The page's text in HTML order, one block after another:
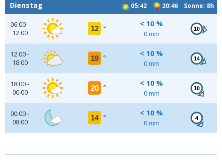
05:42 20:46 Sonne: 8h
Dienstag
06:00 -
12:00
12 °
< 10 %
0 mm
10
12:00 -
18:00
19 °
< 10 %
0 mm
14
18:00 -
00:00
20 °
< 10 %
0 mm
10
00:00 -
08:00
14 °
< 10 %
0 mm
4